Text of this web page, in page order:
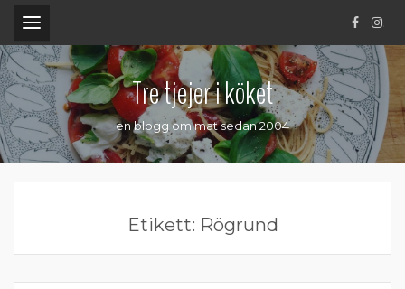
.
Tre tjejer i köket
en blogg om mat sedan 2004
Etikett: Rögrund